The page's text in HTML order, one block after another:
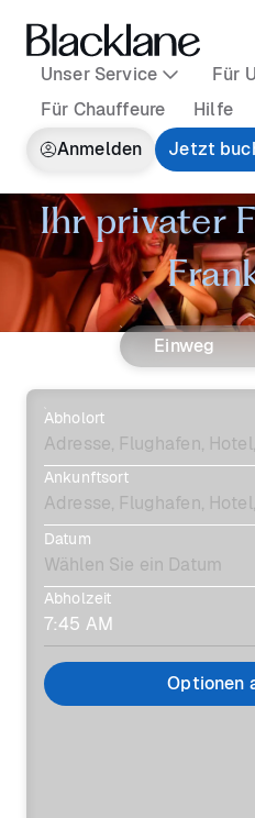
Unser Service
Für
Für Chauffeure
Hilfe
Anmelden
Jetzt
Ihr privater
Einweg
Abholort
Ankunftsort
Datum
Abholzeit
Optionen